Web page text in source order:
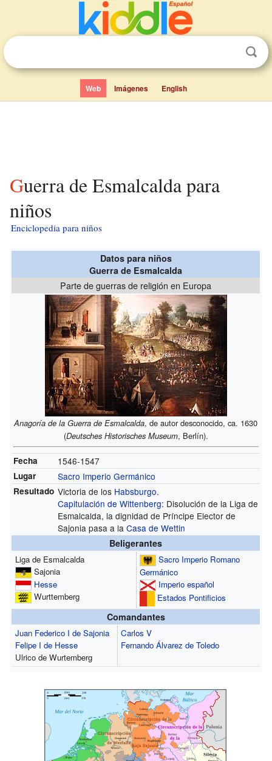
Web Imágenes English
Guerra de Esmalcalda para
niños
Enciclopedia para niños
Datos para niños
Guerra de Esmalcalda
Parte de guerras de religión en Europa
Anagoría de la Guerra de Esmalcalda, de autor desconocido, ca. 1630
(Deutsches Historisches Museum, Berlín).
Fecha 1546-1547
Lugar Sacro Imperio Germánico
Resultado Victoria de los Habsburgo.
Capitulación de Wittenberg: Disolución de la Liga de
Esmalcalda, la dignidad de Príncipe Elector de
Sajonia pasa a laCasa de Wettin
Beligerantes
Liga de Esmalcalda
Sajonia
Hesse
Wurttemberg
Sacro Imperio Romano
Germánico
Imperio español
Estados Pontificios
Comandantes
Juan Federico I de Sajonia
Felipe I de Hesse
Ulrico de Wurtemberg
Carlos V
Fernando Álvarez de Toledo